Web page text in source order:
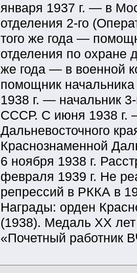
января 1937 г. — в
отделения 2-го
того же года —
отделения по охране
же года — в военной
помощник
1938 г. — начальник
СССР. С июня 1938 г.
Дальневосточного
Краснознаменной
6 ноября 1938 г.
февраля 1939 г. Не
репрессий в РККА в
Награды: орден
(1938). Медаль ХХ
«Почетный работник